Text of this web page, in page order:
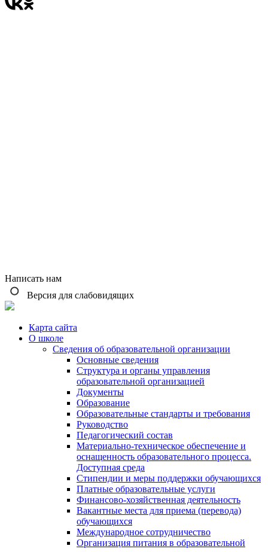
Написать нам
Версия для слабовидящих
Карта сайта
О школе
Сведения об образовательной организации
Основные сведения
Структура и органы управления
образовательной организацией
Документы
Образование
Образовательные стандарты и требования
Руководство
Педагогический состав
Материально-техническое обеспечение и
оснащенность образовательного процесса.
Доступная среда
Стипендии и меры поддержки обучающихся
Платные образовательные услуги
Финансово-хозяйственная деятельность
Вакантные места для приема (перевода)
обучающихся
Международное сотрудничество
Организация питания в образовательной